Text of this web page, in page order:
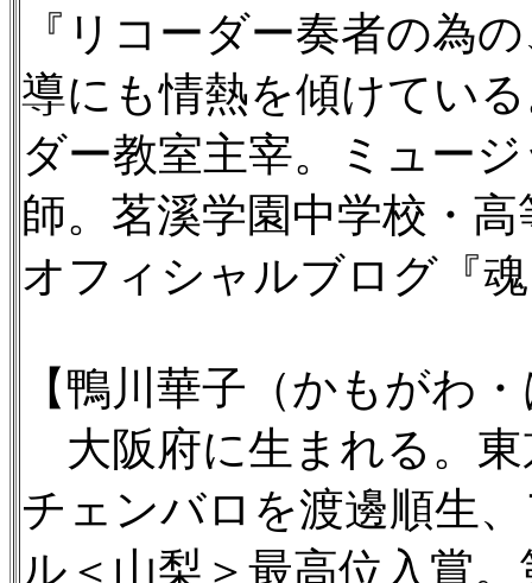
『リコーダー奏者の為
導にも情熱を傾けてい
ダー教室主宰。ミュー
師。茗溪学園中学校・
オフィシャルブログ『
【鴨川華子（かもがわ
大阪府に生まれる。東
チェンバロを渡邊順生
ル＜山梨＞最高位入賞